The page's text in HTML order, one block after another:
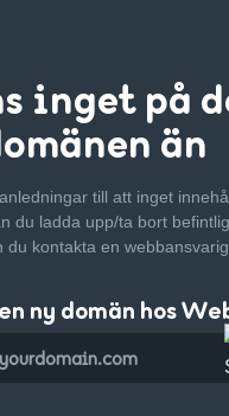
inget på
än
till att inget
du ladda upp/ta bort
du kontakta en webbansvarig.
ny domän hos